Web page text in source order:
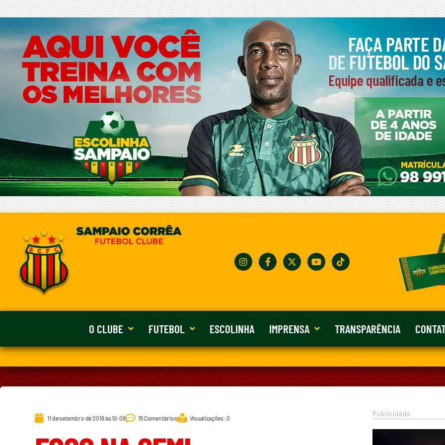
O CLUBE FUTEBOL ESCOLINHA IMPRENSA TRANSPARÊNCIA
11 de setembro de 2019 às 10:08 15 Comentários Visualizações: 0
Publicidade